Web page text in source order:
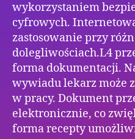
wykorzystaniem
cyfrowych.
zastosowanie przy
dolegliwościach.L4
forma dokumentacji.
wywiadu lekarz może
w pracy. Dokument
elektronicznie, co
forma recepty